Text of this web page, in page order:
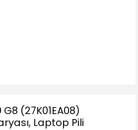
(27K01EA08)
Laptop Pili